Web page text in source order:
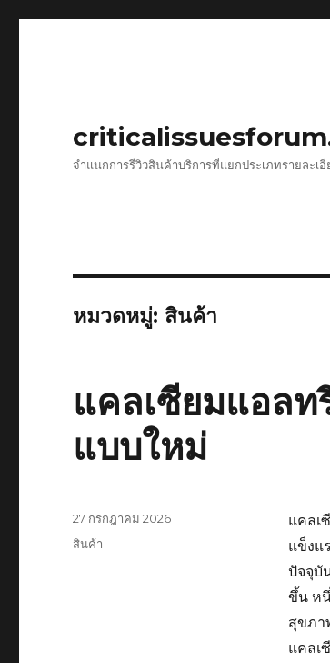
จำแนกการรีวิวสินค้าบริการที่แยกประเภทรายละเ
หมวดหมู่: สินค้า
แคลเซียมแอลท
แบบใหม่
แคลเ
แข็งแ
ปัจจุบั
ขึ้น ห
สุขภา
แคลเ
เขียน
เมื่อ
27 กรกฎาคม 2026
หมวด
สินค้า